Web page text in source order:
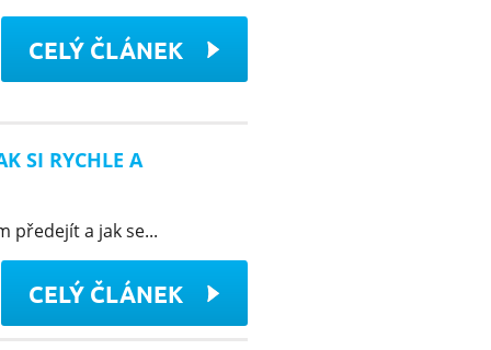
CELÝ ČLÁNEK
SI RYCHLE A
předejít a jak se...
CELÝ ČLÁNEK